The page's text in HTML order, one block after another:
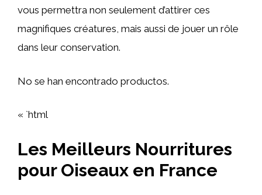
vous permettra non seulement d’attirer ces
magnifiques créatures, mais aussi de jouer un rôle
dans leur conservation.
No se han encontrado productos.
« `html
Les Meilleurs Nourritures
pour Oiseaux en France